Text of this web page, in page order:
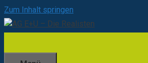
Zum Inhalt springen